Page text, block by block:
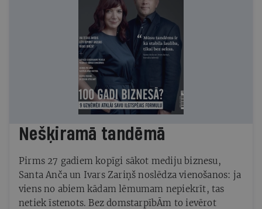
Nešķiramā tandēmā
Pirms 27 gadiem kopīgi sākot mediju biznesu,
Santa Anča un Ivars Zariņš noslēdza vienošanos: ja
viens no abiem kādam lēmumam nepiekrīt, tas
netiek īstenots. Bez domstarpībĀm to ievērot